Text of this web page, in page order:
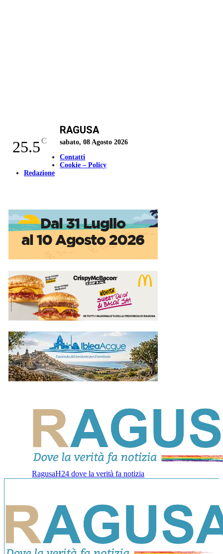
25.5C
RAGUSA
sabato, 08 Agosto 2026
Contatti
Cookie – Policy
Redazione
RagusaH24 dove la verità fa notizia